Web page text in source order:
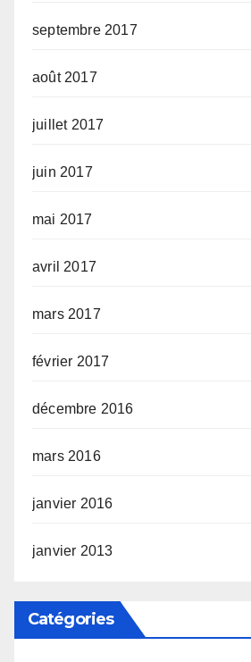
septembre 2017
août 2017
juillet 2017
juin 2017
mai 2017
avril 2017
mars 2017
février 2017
décembre 2016
mars 2016
janvier 2016
janvier 2013
Catégories